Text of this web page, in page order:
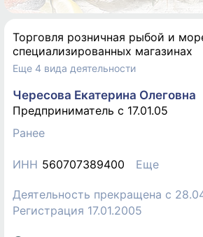
Торговля розничная рыбой и
специализированных магазинах
Еще 4 вида деятельности
Чересова Екатерина Олеговна
Предприниматель c 17.01.05
Ранее
ИНН 560707389400 Еще
Деятельность прекращена c
Регистрация 17.01.2005